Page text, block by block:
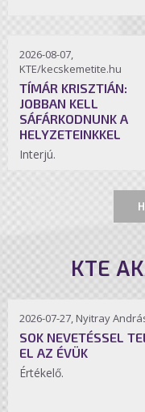
2026-08-07,
KTE/kecskemetite.hu
TÍMÁR KRISZTIÁN:
JOBBAN KELL
SÁFÁRKODNUNK A
HELYZETEINKKEL
Interjú.
KTE
2026-07-27, Nyitray
SOK NEVETÉSSEL
EL AZ ÉVÜK
Értékelő.